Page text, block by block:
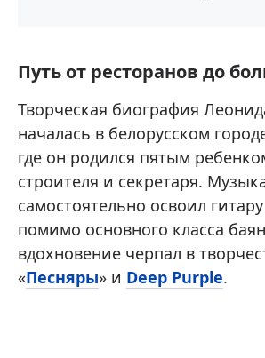
Путь от ресторанов до
Творческая биография
началась в белорусском
где он родился пятым
строителя и секретаря.
самостоятельно освоил
помимо основного класса
вдохновение черпал в
«Песняры» и Deep Purple.